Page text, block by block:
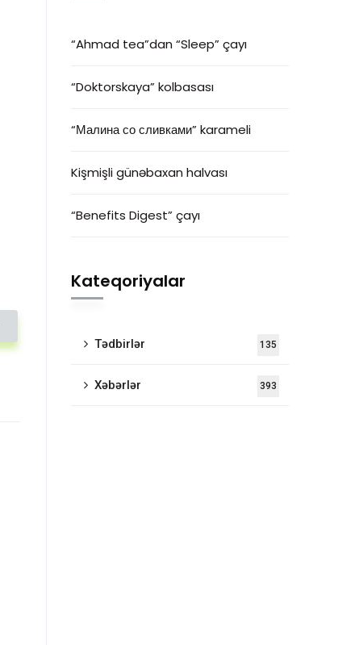
“Ahmad tea”dan “Sleep” çayı
“Doktorskaya” kolbasası
“Малина со сливками” karameli
Kişmişli günəbaxan halvası
“Benefits Digest” çayı
Kateqoriyalar
Tədbirlər 135
Xəbərlər 393